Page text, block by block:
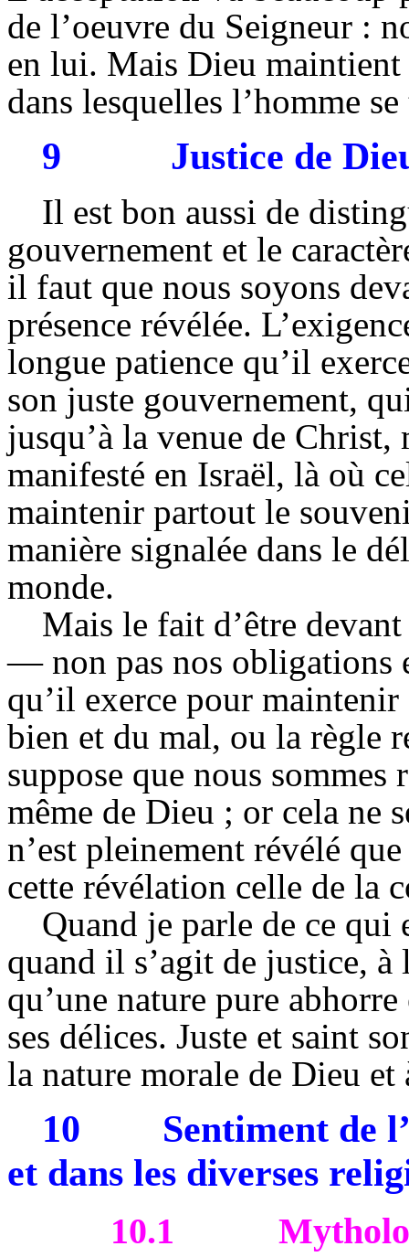
de l’oeuvre du Seigneur :
en lui. Mais Dieu maintient
dans lesquelles l’homme
9 Justice de
Il est bon aussi de
gouvernement et le
il faut que nous soyons
présence révélée.
longue patience qu’il
son juste gouvernement,
jusqu’à la venue de
manifesté en Israël, là où
maintenir partout le
manière signalée dans le
monde.
Mais le fait d’être
— non pas nos obligations
qu’il exerce pour
bien et du mal, ou la règle
suppose que nous sommes
même de Dieu ; or cela ne
n’est pleinement révélé
cette révélation celle de la
Quand je parle de ce qui
quand il s’agit de justice,
qu’une nature pure
ses délices. Juste et saint
la nature morale de Dieu et
10
Sentiment de
et dans les diverses
10.1